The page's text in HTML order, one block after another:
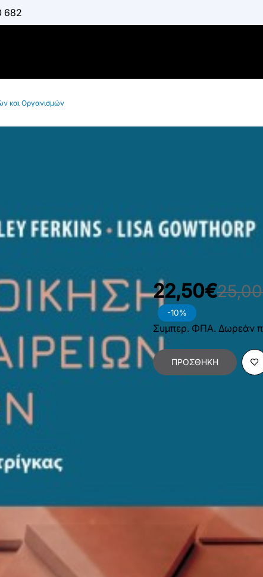
682
και Οργανισμών
Εταιρειών
O’BRIEN DANNY,
GOWTHORP LISA
-10%
22,50€
Συμπερ. ΦΠΑ. Δωρεάν
ΠΡΟΣΘΉΚΗ
Εξώφυλλο
Εσωτερικό Βιβλίου